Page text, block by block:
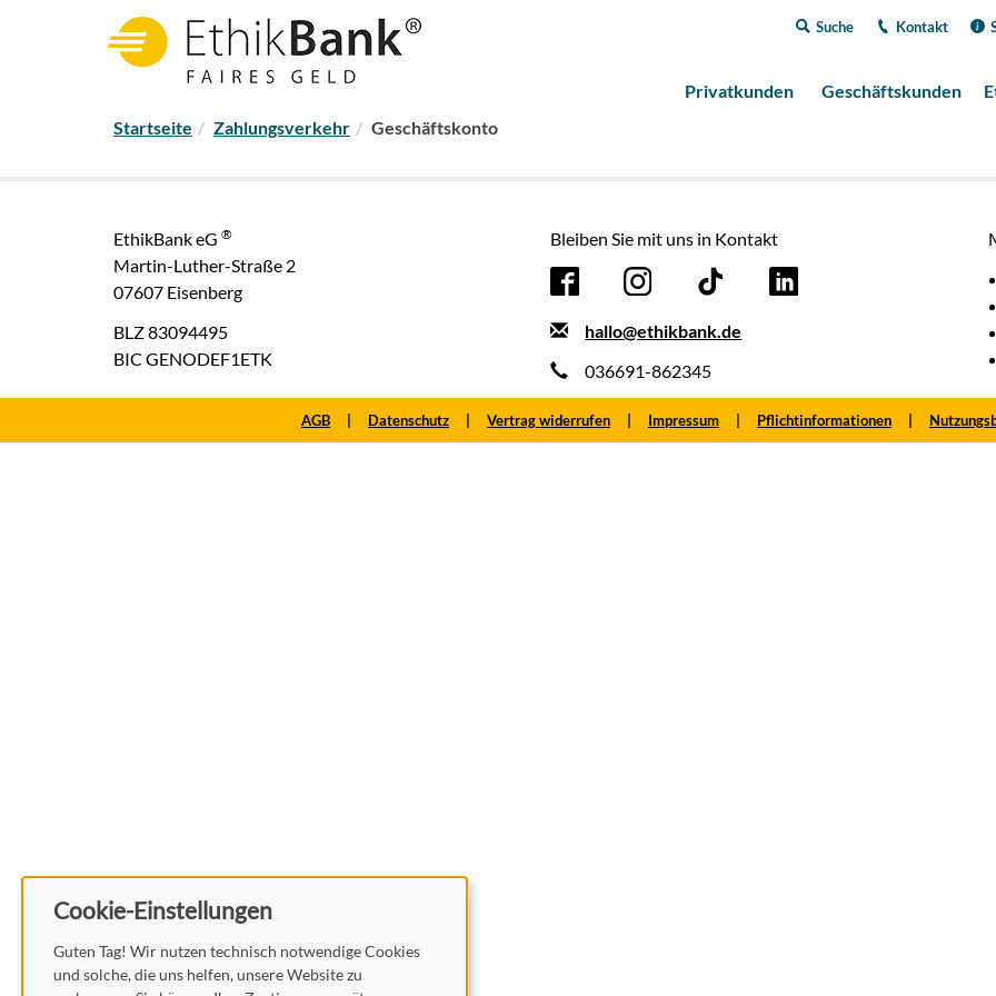
Suche Kontakt
Privatkunden Geschäftskunden
S
i
n
d
h
i
e
Startseite Zahlungsverkehr Geschäftskonto
EthikBank eG ®
Martin-Luther-Straße 2
07607 Eisenberg
BLZ 83094495
BIC GENODEF1ETK
Bleiben Sie mit uns in Kontakt
hallo@ethikbank.de
036691-862345
AGB Datenschutz Vertrag widerrufen Impressum Pflichtinformationen
Cookie-Einstellungen
Guten Tag! Wir nutzen technisch notwendige Cookies
und solche, die uns helfen, unsere Website zu